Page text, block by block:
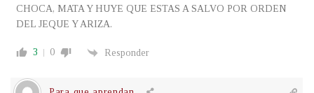
CHOCA, MATA Y HUYE QUE ESTAS A SALVO POR ORDEN
DEL JEQUE Y ARIZA.
3 0 Responder